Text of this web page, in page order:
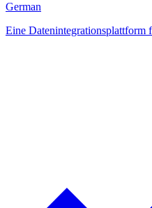
German
Eine Datenintegrationsplattform